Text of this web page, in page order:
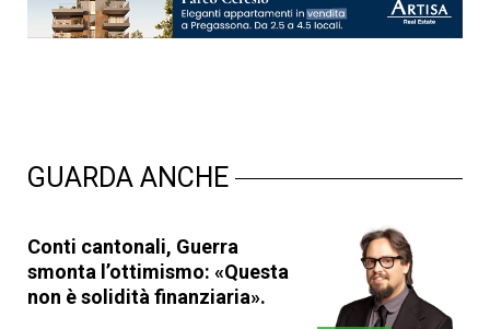
GUARDA ANCHE
Conti cantonali, Guerra
smonta l’ottimismo: «Questa
non è solidità finanziaria».